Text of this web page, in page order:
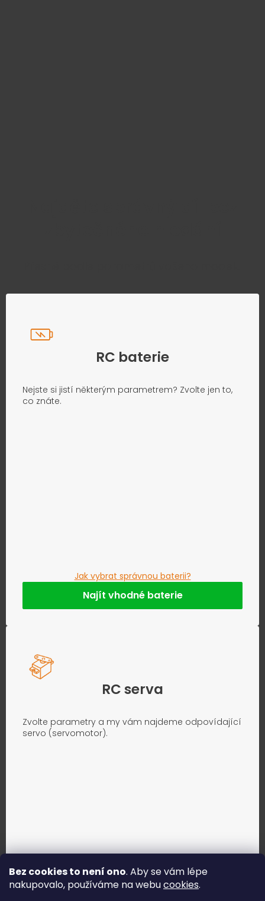
Bez cookies to není ono. Aby se vám lépe
nakupovalo, používáme na webucookies.
RC baterie
Nejste si jistí některým parametrem? Zvolte jen to,
co znáte.
Jak vybrat správnou baterii?
Najít vhodné baterie
RC serva
Zvolte parametry a my vám najdeme odpovídající
servo (servomotor).